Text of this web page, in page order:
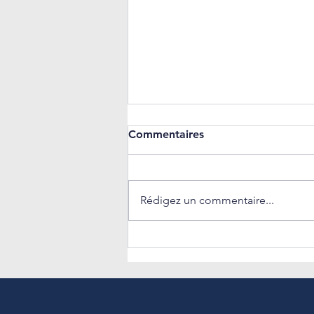
Européenne sur la
Commentaires
Rédigez un commentaire...